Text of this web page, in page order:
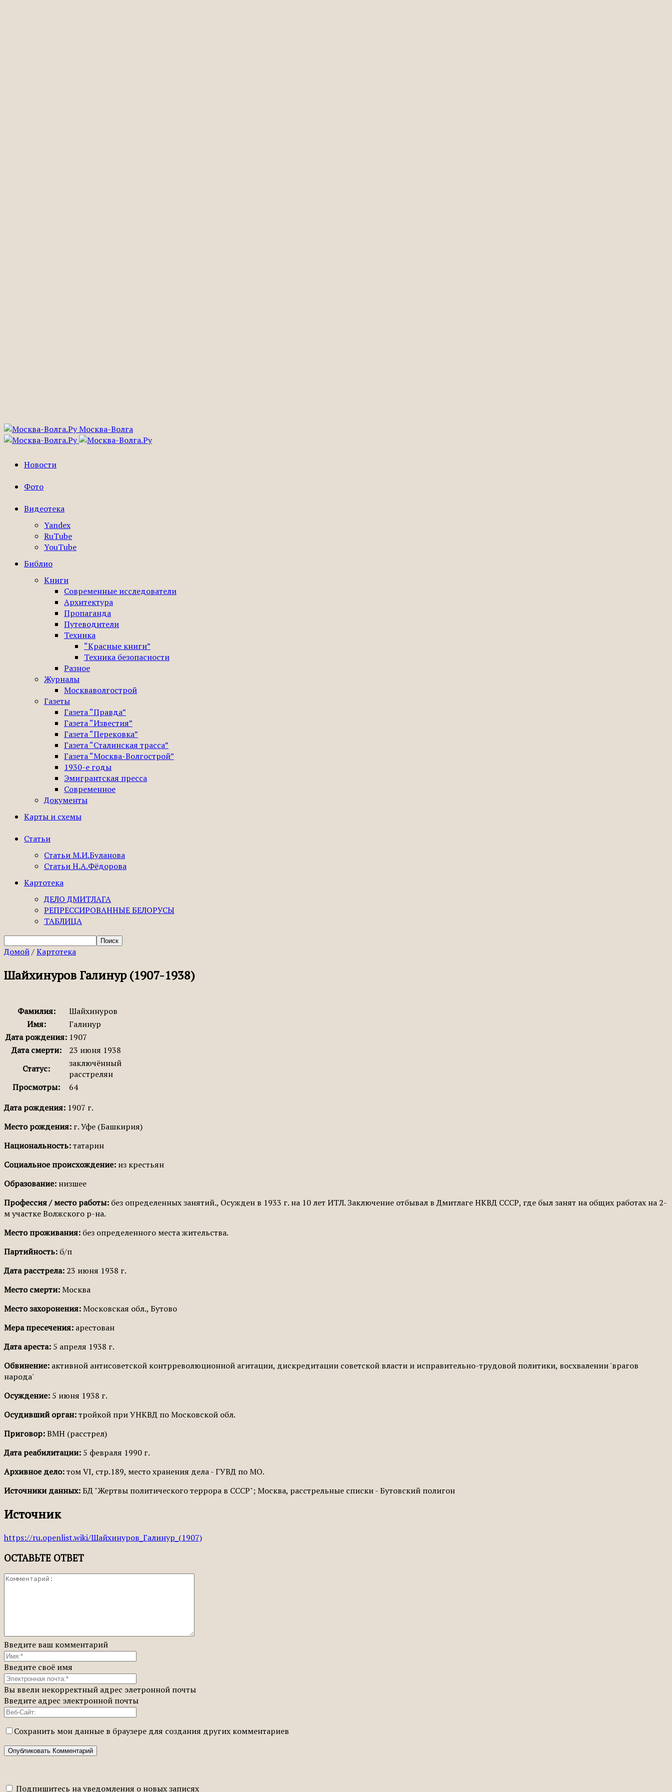
Москва-Волга
Новости
Фото
Видеотека
Yandex
RuTube
YouTube
Библио
Книги
Современные исследователи
Архитектура
Пропаганда
Путеводители
Техника
“Красные книги”
Техника безопасности
Разное
Журналы
Москваволгострой
Газеты
Газета “Правда”
Газета “Известия”
Газета “Перековка”
Газета “Сталинская трасса”
Газета “Москва-Волгострой”
1930-е годы
Эмигрантская пресса
Современное
Документы
Карты и схемы
Статьи
Статьи М.И.Буланова
Статьи Н.А.Фёдорова
Картотека
ДЕЛО ДМИТЛАГА
РЕПРЕССИРОВАННЫЕ БЕЛОРУСЫ
ТАБЛИЦА
Домой/Картотека
Шайхинуров Галинур (1907-1938)
Фамилия:
Шайхинуров
Имя:
Галинур
Дата рождения: 1907
Дата смерти:
23 июня 1938
Статус:
заключённый
расстрелян
Просмотры:
64
Дата рождения: 1907 г.
Место рождения: г. Уфе (Башкирия)
Национальность:татарин
Социальное происхождение: из крестьян
Образование: низшее
Профессия / место работы: без определенных занятий., Осужден в 1933 г. на 10 лет ИТЛ. Заключение отбывал в Дмитлаге НКВД СССР, где был занят на общих работах на 2-
м участке Волжского р-на.
Место проживания: без определенного места жительства.
Партийность: б/п
Дата расстрела: 23 июня 1938 г.
Место смерти:Москва
Место захоронения:Московская обл., Бутово
Мера пресечения: арестован
Дата ареста: 5 апреля 1938 г.
Обвинение: активной антисоветской контрреволюционной агитации, дискредитации советской власти и исправительно-трудовой политики, восхвалении 'врагов
народа'
Осуждение: 5 июня 1938 г.
Осудивший орган:тройкой при УНКВД по Московской обл.
Приговор:ВМН (расстрел)
Дата реабилитации: 5 февраля 1990 г.
Архивное дело:том VI, стр.189, место хранения дела - ГУВД по МО.
Источники данных:БД "Жертвы политического террора в СССР"; Москва, расстрельные списки - Бутовский полигон
Источник
https://ru.openlist.wiki/Шайхинуров_Галинур_(1907)
ОСТАВЬТЕ ОТВЕТ
Введите ваш комментарий
Введите своё имя
Вы ввели некорректный адрес элетронной почты
Введите адрес электронной почты
Сохранить мои данные в браузере для создания других комментариев
Подпишитесь на уведомления о новых записях